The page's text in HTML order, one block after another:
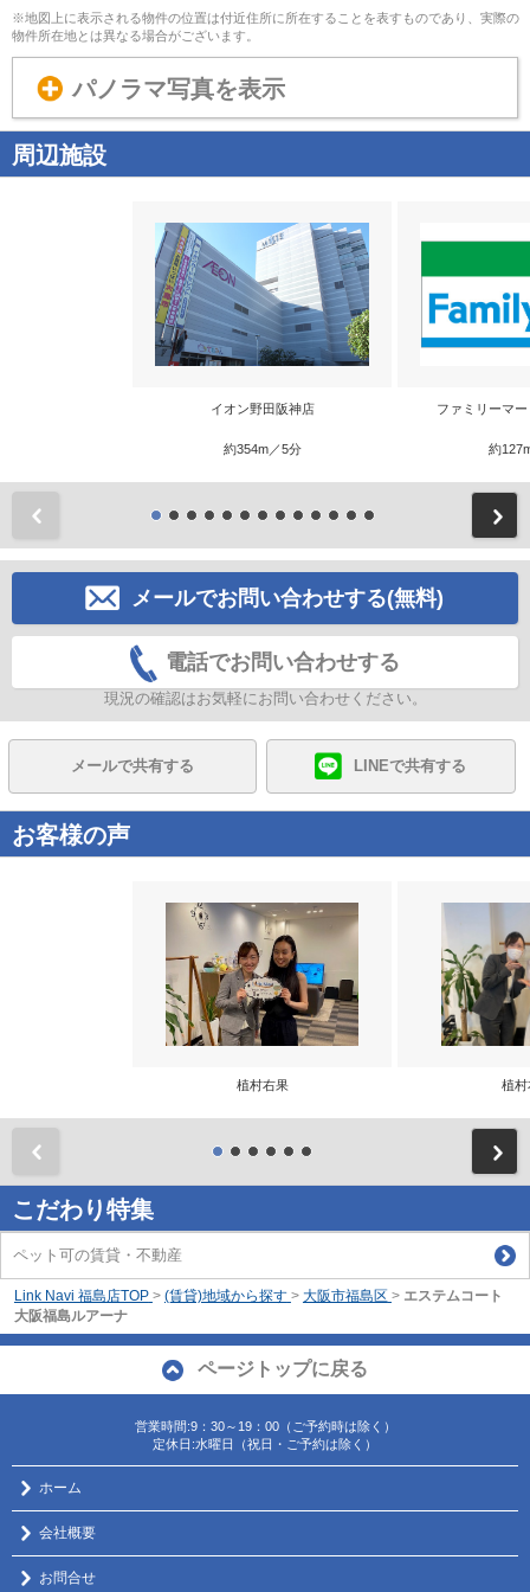
※地図上に表示される物件の位置は付近住所に所在することを表すものであり、実際の
物件所在地とは異なる場合がございます。
パノラマ写真を表示
周辺施設
イオン野田阪神店
約354m／5分
ファミリーマ
約
メールでお問い合わせする(無料)
電話でお問い合わせする
現況の確認はお気軽にお問い合わせください。
メールで共有する LINEで共有する
お客様の声
植村右果 植村
こだわり特集
ペット可の賃貸・不動産
Link Navi 福島店TOP > (賃貸)地域から探す > 大阪市福島区 > エステムコート
大阪福島ルアーナ
ページトップに戻る
営業時間:9：30～19：00（ご予約時は除く）
定休日:水曜日（祝日・ご予約は除く）
ホーム
会社概要
お問合せ